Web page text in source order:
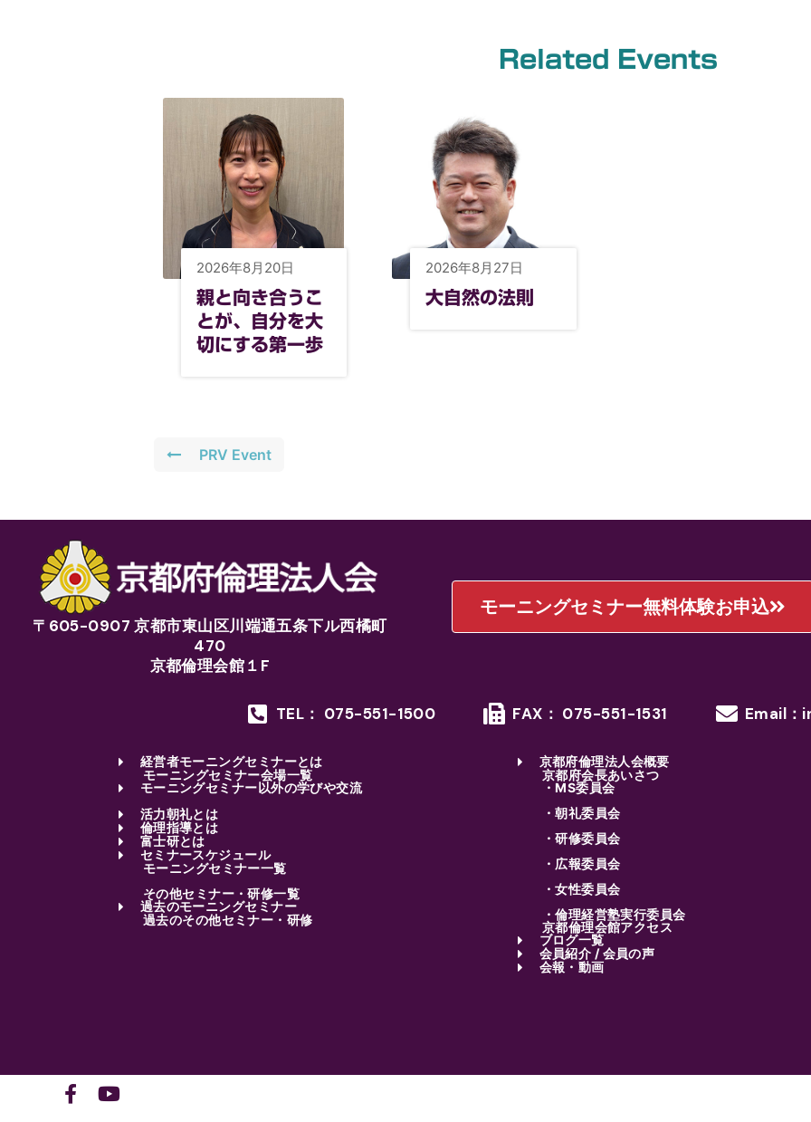
Related Events
2026年8月20日
親と向き合うこ
とが、自分を大
切にする第一歩
2026年8月27日
大自然の法則
PRV Event
〒605-0907 京都市東山区川端通五条下ル西橘町
470
京都倫理会館１F
モーニングセミナー無料体験お申込
TEL： 075-551-1500 FAX： 075-551-1531 Email
経営者モーニングセミナーとは
モーニングセミナー会場一覧
モーニングセミナー以外の学びや交流
活力朝礼とは
倫理指導とは
富士研とは
セミナースケジュール
モーニングセミナー一覧
その他セミナー・研修一覧
過去のモーニングセミナー
過去のその他セミナー・研修
京都府倫理法人会概要
京都府会長あいさつ
・MS委員会
・朝礼委員会
・研修委員会
・広報委員会
・女性委員会
・倫理経営塾実行委員会
京都倫理会館アクセス
ブログ一覧
会員紹介 / 会員の声
会報・動画